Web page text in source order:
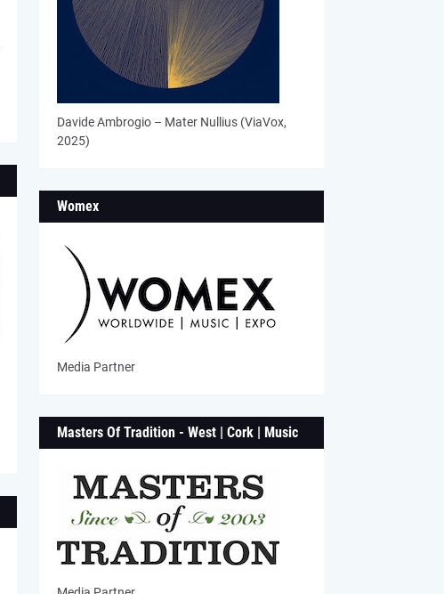
Davide Ambrogio – Mater Nullius (ViaVox,
2025)
Womex
Media Partner
Masters Of Tradition - West | Cork | Music